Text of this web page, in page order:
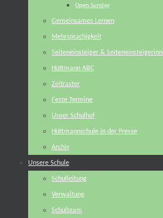
Open Sunday
Gemeinsames Lernen
Mehrsprachigkeit
Seiteneinsteiger &
Hüttmann ABC
Zeitraster
Feste Termine
Unser Schulhof
Hüttmannschule in der Presse
Archiv
Unsere Schule
Schulleitung
Verwaltung
Schulteam